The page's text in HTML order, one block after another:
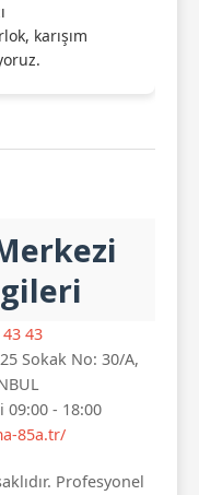
karışım
43
Sokak No: 30/A,
- 18:00
85a.tr/
Profesyonel